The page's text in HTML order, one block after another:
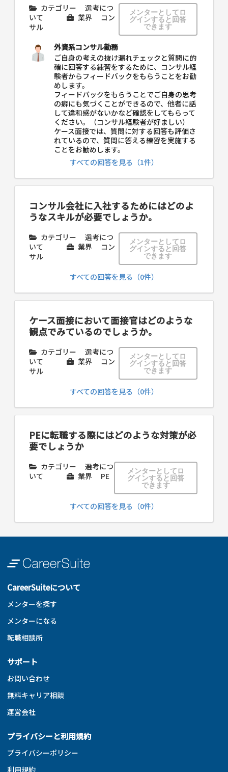
カテゴリー
選考につ
いて
業界
コン
サル
メンターとしてロ
グインすると回答
できます
外資系コンサル勤務
ご自身の考えの抜け漏れチェックと質問に的
確に回答する練習をするために、コンサル経
験者からフィードバックをもらうことをお勧
めします。
フィードバックをもらうことでご自身の思考
の癖にも気づくことができるので、他者に話
して違和感がないかなど確認をしてもらって
ください。（コンサル経験者が好ましい）
ケース面接では、質問に対する回答も評価さ
れているので、質問に答える練習を実施する
ことをお勧めします。
すべての回答を見る（1件）
コンサル会社に入社するためにはどのよ
うなスキルが必要でしょうか。
カテゴリー
選考につ
いて
業界
コン
サル
メンターとしてロ
グインすると回答
できます
すべての回答を見る（0件）
ケース面接において面接官はどのような
観点でみているのでしょうか。
カテゴリー
選考につ
いて
業界
コン
サル
メンターとしてロ
グインすると回答
できます
すべての回答を見る（0件）
PEに転職する際にはどのような対策が必
要でしょうか
カテゴリー
選考につ
いて
業界 PE
メンターとしてロ
グインすると回答
できます
すべての回答を見る（0件）
CareerSuiteについて
メンターを探す
メンターになる
転職相談所
サポート
お問い合わせ
無料キャリア相談
運営会社
プライバシーと利用規約
プライバシーポリシー
利用規約